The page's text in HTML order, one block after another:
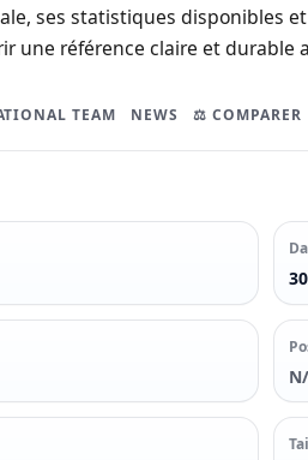
ses statistiques disponibles
une référence claire et durable
TEAM NEWS ⚖️ COMPARER